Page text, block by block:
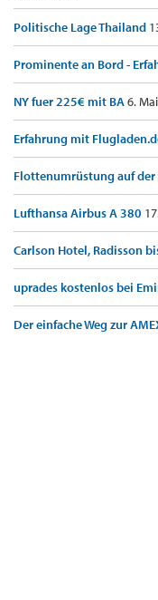
Politische Lage Thailand
Prominente an Bord -
NY fuer 225€ mit BA6.
Erfahrung mit
Flottenumrüstung auf der
Lufthansa Airbus A 380
Carlson Hotel, Radisson
uprades kostenlos bei
Der einfache Weg zur